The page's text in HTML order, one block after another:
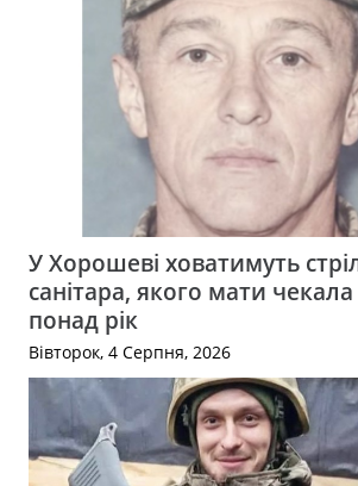
У Хорошеві ховатимуть
санітара, якого мати
понад рік
Вівторок, 4 Серпня, 2026